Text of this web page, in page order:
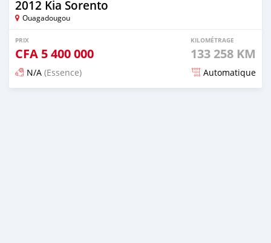
2012 Kia Sorento
Ouagadougou
PRIX
CFA 5 400 000
KILOMÉTRAGE
133 258 KM
N/A (Essence) Automatique